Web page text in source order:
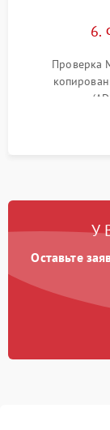
6.
Проверка
документов
на
У
Оставьте